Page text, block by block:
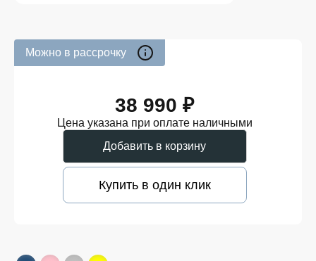
Можно в рассрочку
38 990 ₽
Цена указана при оплате наличными
Добавить в корзину
Купить в один клик